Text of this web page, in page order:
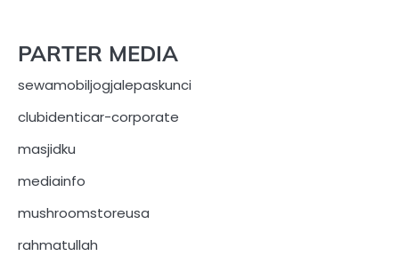
PARTER MEDIA
sewamobiljogjalepaskunci
clubidenticar-corporate
masjidku
mediainfo
mushroomstoreusa
rahmatullah